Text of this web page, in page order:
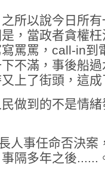
所以說今日所
，當政者貪權
罵罵，call-in到
不滿，事後船
上了街頭，這
做到的不是情
人事任命否決案
隔多年之後......